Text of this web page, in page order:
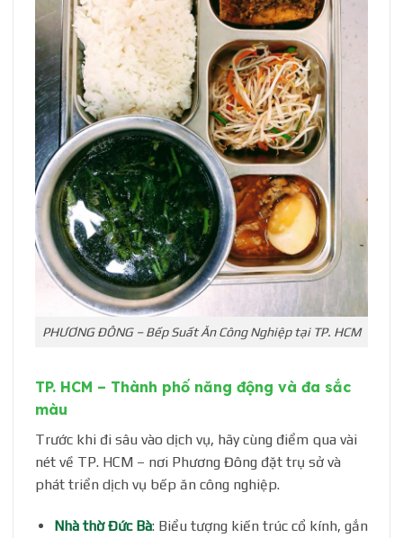
PHƯƠNG ĐÔNG – Bếp Suất Ăn Công Nghiệp tại TP. HCM
TP. HCM – Thành phố năng động và đa sắc
màu
Trước khi đi sâu vào dịch vụ, hãy cùng điểm qua vài
nét về TP. HCM – nơi Phương Đông đặt trụ sở và
phát triển dịch vụ bếp ăn công nghiệp.
Nhà thờ Đức Bà: Biểu tượng kiến trúc cổ kính, gắn